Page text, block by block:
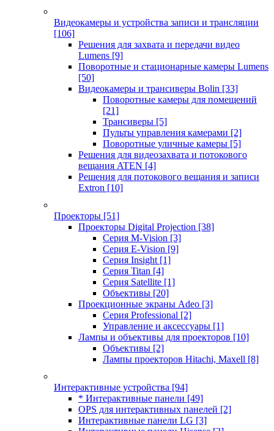
Видеокамеры и устройства записи и трансляции
[106]
Решения для захвата и передачи видео
Lumens [9]
Поворотные и стационарные камеры Lumens
[50]
Видеокамеры и трансиверы Bolin [33]
Поворотные камеры для помещений
[21]
Трансиверы [5]
Пульты управления камерами [2]
Поворотные уличные камеры [5]
Решения для видеозахвата и потокового
вещания ATEN [4]
Решения для потокового вещания и записи
Extron [10]
Проекторы [51]
Проекторы Digital Projection [38]
Серия M-Vision [3]
Серия E-Vision [9]
Серия Insight [1]
Серия Titan [4]
Серия Satellite [1]
Объективы [20]
Проекционные экраны Adeo [3]
Серия Professional [2]
Управление и аксессуары [1]
Лампы и объективы для проекторов [10]
Объективы [2]
Лампы проекторов Hitachi, Maxell [8]
Интерактивные устройства [94]
* Интерактивные панели [49]
OPS для интерактивных панелей [2]
Интерактивные панели LG [3]